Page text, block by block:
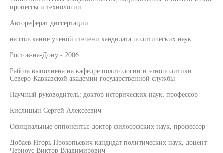
процессы и технологии
Автореферат диссертации
на соискание ученой степени кандидата политических наук
Ростов-на-Дону - 2006
Работа выполнена на кафедре политологии и этнополитики
Северо-Кавказской академии государственной службы
Научный руководитель: доктор исторических наук, профессор
Кислицын Сергей Алексеевич
Официальные оппоненты: доктор философских наук, профессор
Добаев Игорь Прокопьевич кандидат политических наук, доцент
Черноус Виктор Владимирович